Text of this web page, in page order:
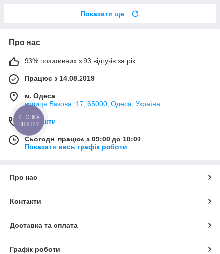
Показати ще
Про нас
93% позитивних з 93 відгуків за рік
Працює з 14.08.2019
м. Одеса
вулиця Базова, 17, 65000, Одеса, Україна
Контакти
Сьогодні працює з 09:00 до 18:00
Показати весь графік роботи
Про нас
Контакти
Доставка та оплата
Графік роботи
КНОПКА
ЗВ'ЯЗКУ